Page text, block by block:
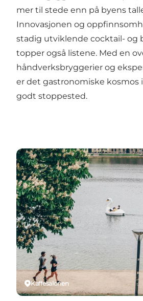
mer til stede enn på byens
Innovasjonen og
stadig utviklende cocktail- og
topper også listene. Med en
håndverksbryggerier og
er det gastronomiske kosmos
godt stoppested.
Kaffesalonen